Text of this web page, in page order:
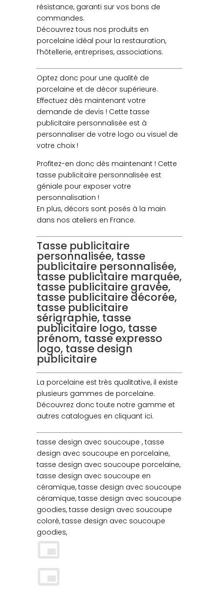
résistance, garanti sur vos bons de
commandes.
Découvrez tous nos produits en
porcelaine idéal pour la restauration,
l’hôtellerie, entreprises, associations.
Optez donc pour une qualité de
porcelaine et de décor supérieure.
Effectuez dès maintenant votre
demande de devis ! Cette tasse
publicitaire personnalisée est à
personnaliser de votre logo ou visuel de
votre choix !
Profitez-en donc dès maintenant ! Cette
tasse publicitaire personnalisée est
géniale pour exposer votre
personnalisation !
En plus, décors sont posés à la main
dans nos ateliers en France.
Tasse publicitaire
personnalisée, tasse
publicitaire personnalisée,
tasse publicitaire marquée,
tasse publicitaire gravée,
tasse publicitaire décorée,
tasse publicitaire
sérigraphie, tasse
publicitaire logo, tasse
prénom, tasse expresso
logo, tasse design
publicitaire
La porcelaine est très qualitative, il existe
plusieurs gammes de porcelaine.
Découvrez donc toute notre gamme et
autres catalogues en cliquant ici.
tasse design avec soucoupe , tasse
design avec soucoupe en porcelaine,
tasse design avec soucoupe porcelaine,
tasse design avec soucoupe en
céramique, tasse design avec soucoupe
céramique, tasse design avec soucoupe
goodies, tasse design avec soucoupe
coloré, tasse design avec soucoupe
goodies,